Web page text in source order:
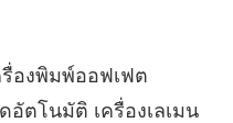
รื่องพิมพ์ออฟเฟต
อัตโนมัติ เครื่องเลเมน